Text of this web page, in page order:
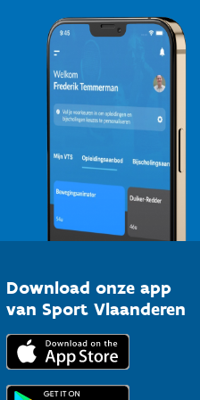
Download onze app
van Sport Vlaanderen